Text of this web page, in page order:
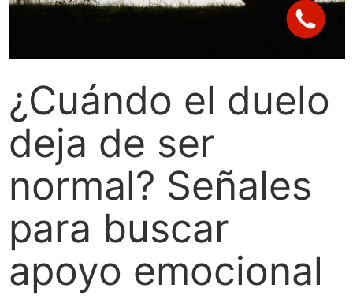
¿Cuándo el duelo
deja de ser
normal? Señales
para buscar
apoyo emocional